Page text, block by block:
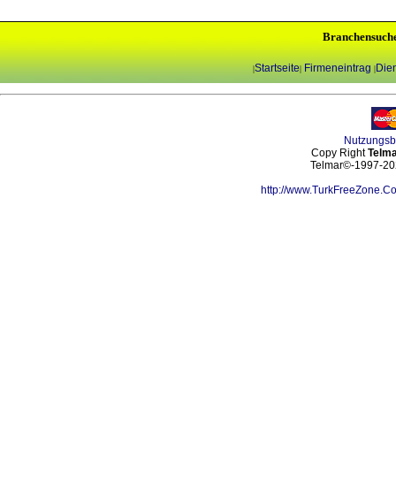
|Startseite| Firmeneintrag |
Copy Right
Telmar©-1997-
http://